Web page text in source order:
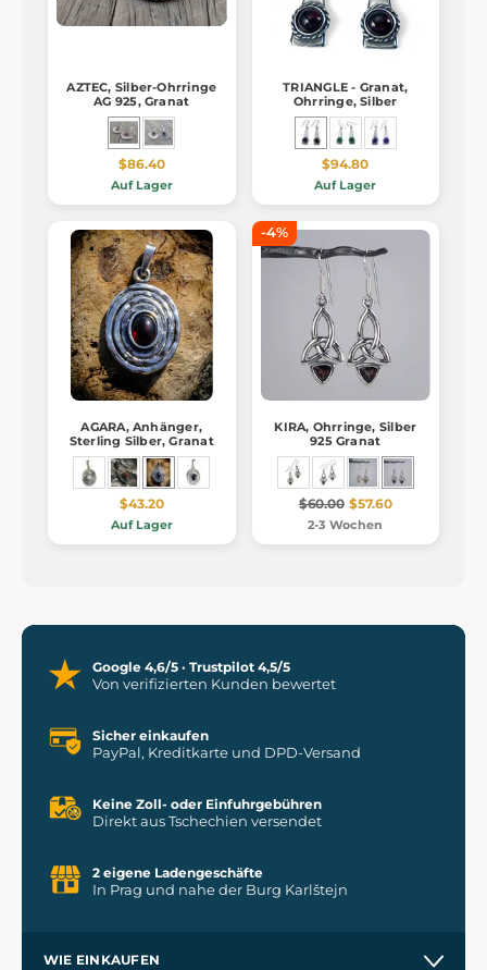
AZTEC, Silber-Ohrringe
AG 925, Granat
$86.40
Auf Lager
TRIANGLE - Granat,
Ohrringe, Silber
$94.80
Auf Lager
AGARA, Anhänger,
Sterling Silber, Granat
$43.20
Auf Lager
-4%
KIRA, Ohrringe, Silber
925 Granat
$60.00 $57.60
2-3 Wochen
Google 4,6/5 · Trustpilot 4,5/5
Von verifizierten Kunden bewertet
Sicher einkaufen
PayPal, Kreditkarte und DPD-Versand
Keine Zoll- oder Einfuhrgebühren
Direkt aus Tschechien versendet
2 eigene Ladengeschäfte
In Prag und nahe der Burg Karlštejn
WIE EINKAUFEN